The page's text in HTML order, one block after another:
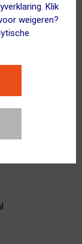
Klik
weigeren?